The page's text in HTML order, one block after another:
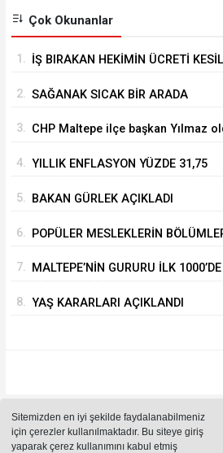
Sitemizden en iyi şekilde faydalanabilmeniz
için çerezler kullanılmaktadır. Bu siteye giriş
yaparak çerez kullanımını kabul etmiş
Çok Okunanlar
1. İŞ BIRAKAN HEKİMİN ÜCRETİ
2. SAĞANAK SICAK BİR ARADA
3. CHP Maltepe ilçe başkan Yılmaz
4. YILLIK ENFLASYON YÜZDE 31,75
5. BAKAN GÜRLEK AÇIKLADI
6. POPÜLER MESLEKLERİN
7. MALTEPE’NİN GURURU İLK 1000’DE
8. YAŞ KARARLARI AÇIKLANDI
Sitemizde bulunan içeriklerin tüm hakları